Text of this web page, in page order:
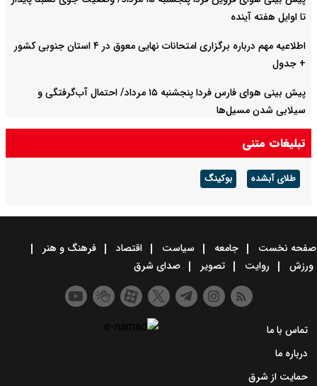
تا اوایل هفته آینده
اطلاعیه مهم درباره برگزاری امتحانات نهایی معوق در ۴ استان جنوبی کشور
+ جدول
پیش بینی هوای فارس فردا پنجشنبه ۱۵ مرداد/ احتمال آب‌گرفتگی و
سیلابی شدن مسیل‌ها
تبلیغات متنی
طلای آبشده بوکینگ
صفحه نخست جامعه سیاست اقتصاد
فرهنگ و هنر
ورزش
روایت تصویر صدای شرق
تماس با ما
درباره ما
حمایت از شرق